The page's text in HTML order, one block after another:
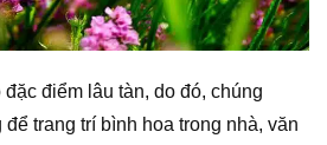
điểm lâu tàn, do đó, chúng
trang trí bình hoa trong nhà, văn